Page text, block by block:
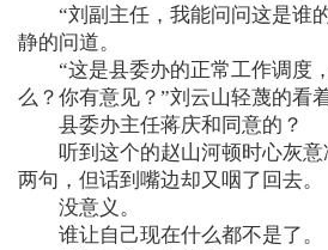
“刘副主任，我能问问这是谁
静的问道。
“这是县委办的正常工作调度
么？你有意见？”刘云山轻蔑的看着
县委办主任蒋庆和同意的？
听到这个的赵山河顿时心灰意
两句，但话到嘴边却又咽了回去。
没意义。
谁让自己现在什么都不是了。